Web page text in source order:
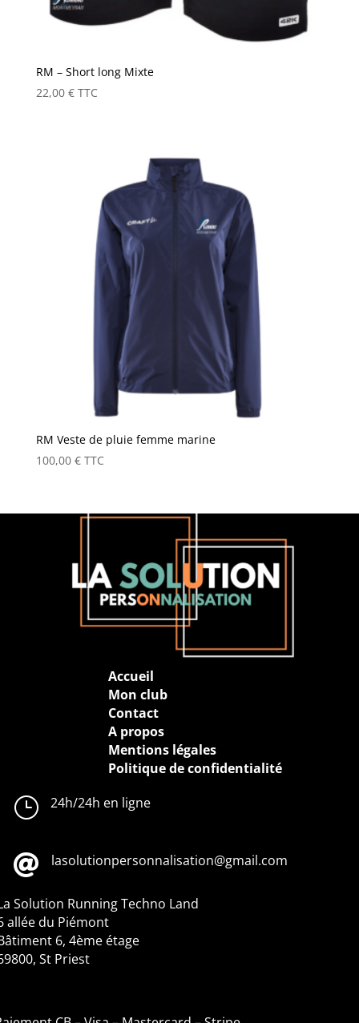
RM – Short long Mixte
22,00 € TTC
RM Veste de pluie femme marine
100,00 € TTC
Accueil
Mon club
Contact
A propos
Mentions légales
Politique de confidentialité
} 24h/24h en ligne
 lasolutionpersonnalisation@gmail.com
Solution RunningTechno Land
allée du Piémont
6, 4ème étage
St Priest